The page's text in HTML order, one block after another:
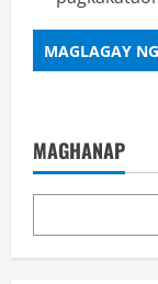
MAGHANAP